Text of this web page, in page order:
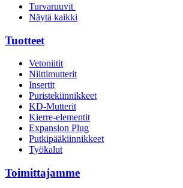
Turvaruuvit
Näytä kaikki
Tuotteet
Vetoniitit
Niittimutterit
Insertit
Puristekiinnikkeet
KD-Mutterit
Kierre-elementit
Expansion Plug
Putkipääkiinnikkeet
Työkalut
Toimittajamme